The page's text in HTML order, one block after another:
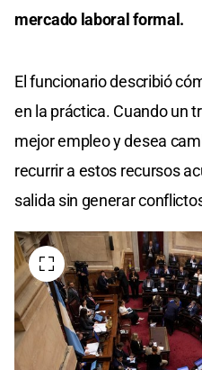
mercado laboral formal.
El funcionario describió
en la práctica. Cuando un
mejor empleo y desea
recurrir a estos recursos
salida sin generar